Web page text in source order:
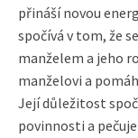
přináší novou
spočívá v tom, že
manželem a jeho
manželovi a
Její důležitost
povinnosti a